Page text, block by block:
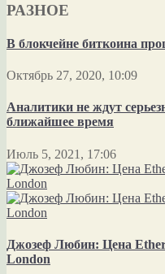
РАЗНОЕ
В блокчейне биткоина
Октябрь 27, 2020, 10:09
Аналитики не ждут
ближайшее время
Июль 5, 2021, 17:06
Джозеф Любин: Цена
London